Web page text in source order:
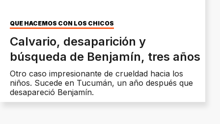
QUÉ HACEMOS CON LOS CHICOS
Calvario, desaparición y
búsqueda de Benjamín, tres años
Otro caso impresionante de crueldad hacia los
niños. Sucede en Tucumán, un año después que
desapareció Benjamín.